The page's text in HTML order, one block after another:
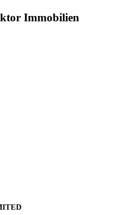
Immobilien